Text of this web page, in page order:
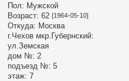
Пол: Мужской
Возраст: 62 [1964-05-10]
Откуда: Москва
г.Чехов мкр.Губернский:
ул.Земская
дом №: 2
подъезд №: 5
этаж: 7